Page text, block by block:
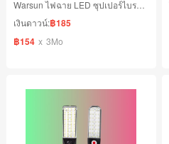
Warsun ไฟฉาย LED ซุปเปอร์ไบรท์ 2000 ลูเมน ปรับโฟกัสได้
เงินดาวน์:฿185
฿154 x 3Mo